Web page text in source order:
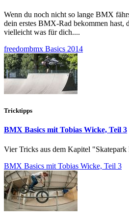
Wenn du noch nicht so lange BMX
dein erstes BMX-Rad bekommen hast,
vielleicht was für dich....
freedombmx Basics 2014
Tricktipps
BMX Basics mit Tobias Wicke, Teil 3
Vier Tricks aus dem Kapitel "Skatepark
BMX Basics mit Tobias Wicke, Teil 3